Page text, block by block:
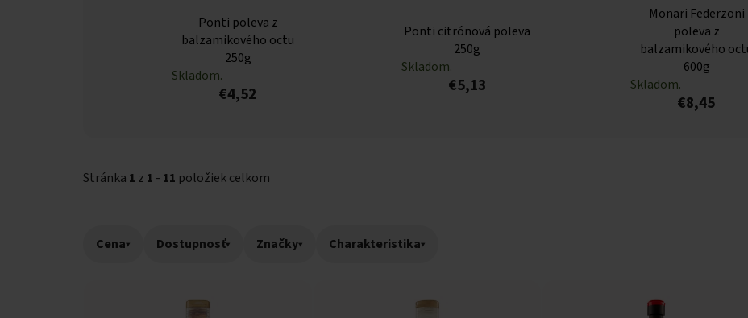
Ponti poleva z
balzamikového octu
250g
Skladom.
€4,52
Ponti citrónová poleva
250g
Skladom.
€5,13
Monari Federzoni
poleva z
balzamikového
600g
Skladom.
€8,45
Stránka 1 z 1 - 11 položiek celkom
Cena▾ Dostupnosť▾ Značky▾ Charakteristika▾